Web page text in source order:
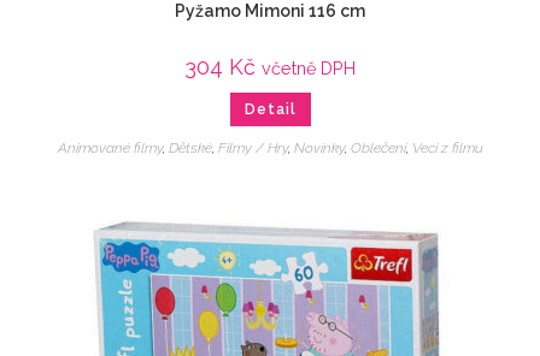
Pyžamo Mimoni 116 cm
304 Kč včetně DPH
Detail
Animované filmy, Dětské, Filmy / Hry, Novinky, Oblečení, Veci z filmu